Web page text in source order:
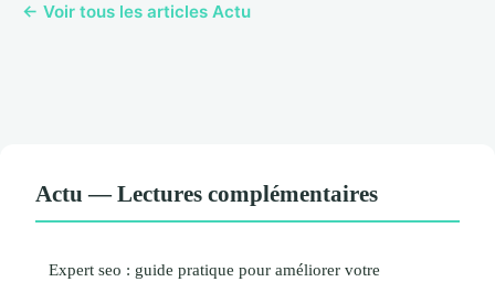
← Voir tous les articles Actu
Actu — Lectures complémentaires
Expert seo : guide pratique pour améliorer votre